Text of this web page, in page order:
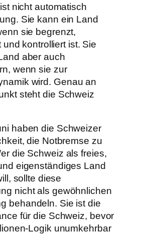
nicht automatisch
Sie kann ein Land
sie begrenzt,
und kontrolliert ist. Sie
aber auch
wenn sie zur
wird. Genau an
steht die Schweiz
haben die Schweizer
die Notbremse zu
die Schweiz als freies,
eigenständiges Land
sollte diese
nicht als gewöhnlichen
behandeln. Sie ist die
für die Schweiz, bevor
Logik unumkehrbar